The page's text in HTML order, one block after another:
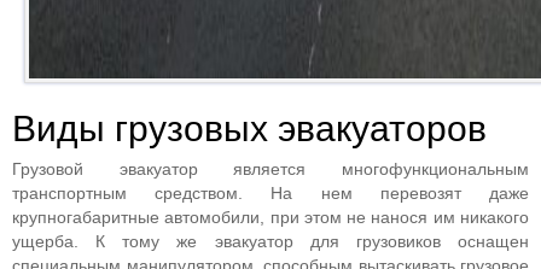
Виды грузовых эвакуаторов
Грузовой эвакуатор является многофункциональным
транспортным средством. На нем перевозят даже
крупногабаритные автомобили, при этом не нанося им никакого
ущерба. К тому же эвакуатор для грузовиков оснащен